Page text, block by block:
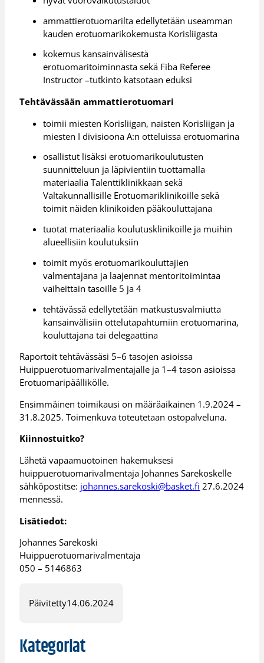
ammattierotuomarilta edellytetään useamman
kauden erotuomarikokemusta Korisliigasta
kokemus kansainvälisestä
erotuomaritoiminnasta sekä Fiba Referee
Instructor –tutkinto katsotaan eduksi
Tehtävässään ammattierotuomari
toimii miesten Korisliigan, naisten Korisliigan ja
miesten I divisioona A:n otteluissa erotuomarina
osallistut lisäksi erotuomarikoulutusten
suunnitteluun ja läpivientiin tuottamalla
materiaalia Talenttiklinikkaan sekä
Valtakunnallisille Erotuomariklinikoille sekä
toimit näiden klinikoiden pääkouluttajana
tuotat materiaalia koulutusklinikoille ja muihin
alueellisiin koulutuksiin
toimit myös erotuomarikouluttajien
valmentajana ja laajennat mentoritoimintaa
vaiheittain tasoille 5 ja 4
tehtävässä edellytetään matkustusvalmiutta
kansainvälisiin ottelutapahtumiin erotuomarina,
kouluttajana tai delegaattina
Raportoit tehtävässäsi 5–6 tasojen asioissa
Huippuerotuomarivalmentajalle ja 1–4 tason asioissa
Erotuomaripäällikölle.
Ensimmäinen toimikausi on määräaikainen 1.9.2024 –
31.8.2025. Toimenkuva toteutetaan ostopalveluna.
Kiinnostuitko?
Lähetä vapaamuotoinen hakemuksesi
huippuerotuomarivalmentaja Johannes Sarekoskelle
sähköpostitse: johannes.sarekoski@basket.fi 27.6.2024
mennessä.
Lisätiedot:
Johannes Sarekoski
Huippuerotuomarivalmentaja
050 – 5146863
Päivitetty14.06.2024
Kategoriat